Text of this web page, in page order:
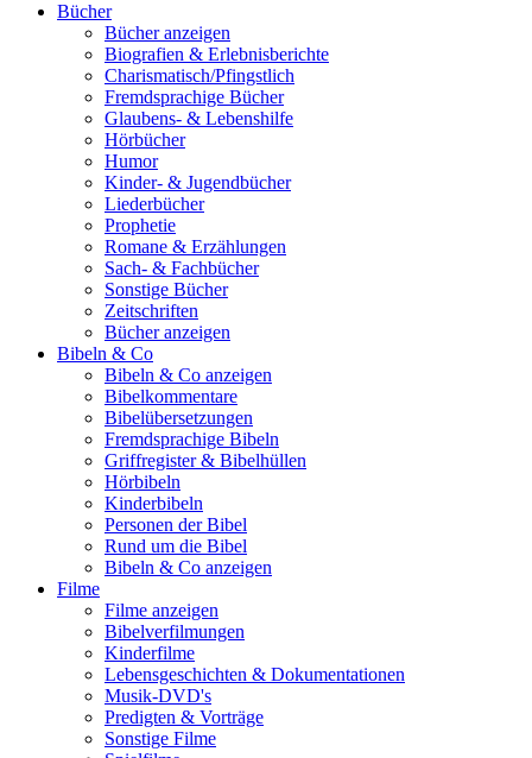
Bücher
Bücher anzeigen
Biografien & Erlebnisberichte
Charismatisch/Pfingstlich
Fremdsprachige Bücher
Glaubens- & Lebenshilfe
Hörbücher
Humor
Kinder- & Jugendbücher
Liederbücher
Prophetie
Romane & Erzählungen
Sach- & Fachbücher
Sonstige Bücher
Zeitschriften
Bücher anzeigen
Bibeln & Co
Bibeln & Co anzeigen
Bibelkommentare
Bibelübersetzungen
Fremdsprachige Bibeln
Griffregister & Bibelhüllen
Hörbibeln
Kinderbibeln
Personen der Bibel
Rund um die Bibel
Bibeln & Co anzeigen
Filme
Filme anzeigen
Bibelverfilmungen
Kinderfilme
Lebensgeschichten & Dokumentationen
Musik-DVD's
Predigten & Vorträge
Sonstige Filme